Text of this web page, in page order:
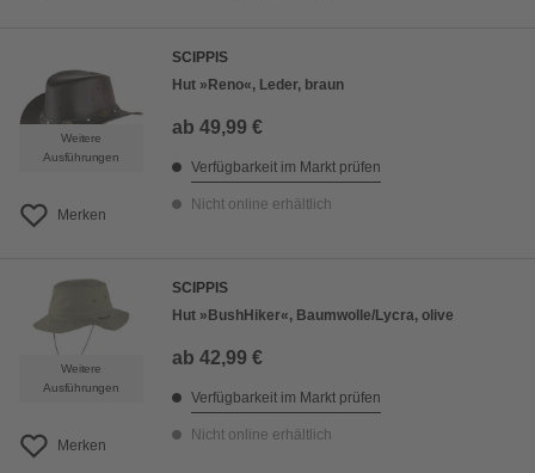
Weitere
Ausführungen
Merken
SCIPPIS
Hut »Reno«, Leder, braun
ab 49,99 €
Verfügbarkeit im Markt prüfen
Nicht online erhältlich
Weitere
Ausführungen
Merken
SCIPPIS
Hut »BushHiker«, Baumwolle/Lycra, olive
ab 42,99 €
Verfügbarkeit im Markt prüfen
Nicht online erhältlich